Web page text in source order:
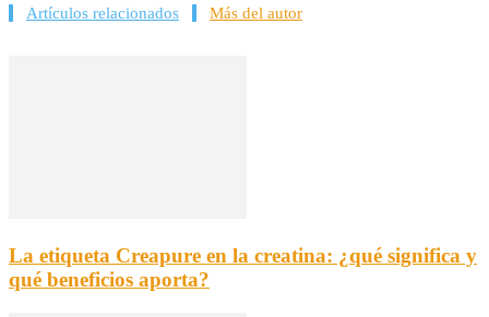
Artículos relacionados Más del autor
La etiqueta Creapure en la creatina: ¿qué significa y
qué beneficios aporta?